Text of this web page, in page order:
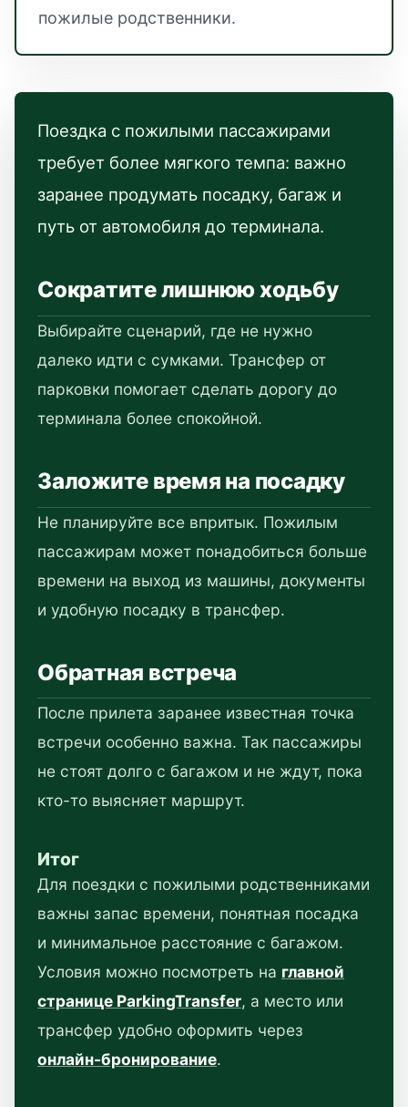
пожилые родственники.
Поездка с пожилыми пассажирами
требует более мягкого темпа: важно
заранее продумать посадку, багаж и
путь от автомобиля до терминала.
Сократите лишнюю ходьбу
Выбирайте сценарий, где не нужно
далеко идти с сумками. Трансфер от
парковки помогает сделать дорогу до
терминала более спокойной.
Заложите время на посадку
Не планируйте все впритык. Пожилым
пассажирам может понадобиться больше
времени на выход из машины, документы
и удобную посадку в трансфер.
Обратная встреча
После прилета заранее известная точка
встречи особенно важна. Так пассажиры
не стоят долго с багажом и не ждут, пока
кто-то выясняет маршрут.
Итог
Для поездки с пожилыми родственниками
важны запас времени, понятная посадка
и минимальное расстояние с багажом.
Условия можно посмотреть на главной
странице ParkingTransfer, а место или
трансфер удобно оформить через
онлайн-бронирование.